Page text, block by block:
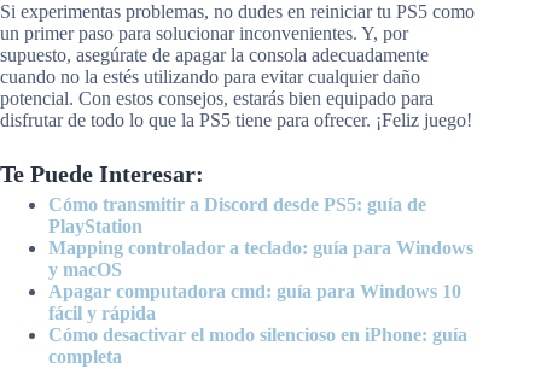
Si experimentas problemas, no dudes en reiniciar tu PS5 como
un primer paso para solucionar inconvenientes. Y, por
supuesto, asegúrate de apagar la consola adecuadamente
cuando no la estés utilizando para evitar cualquier daño
potencial. Con estos consejos, estarás bien equipado para
disfrutar de todo lo que la PS5 tiene para ofrecer. ¡Feliz juego!
Te Puede Interesar:
Cómo transmitir a Discord desde PS5: guía de
PlayStation
Mapping controlador a teclado: guía para Windows
y macOS
Apagar computadora cmd: guía para Windows 10
fácil y rápida
Cómo desactivar el modo silencioso en iPhone: guía
completa